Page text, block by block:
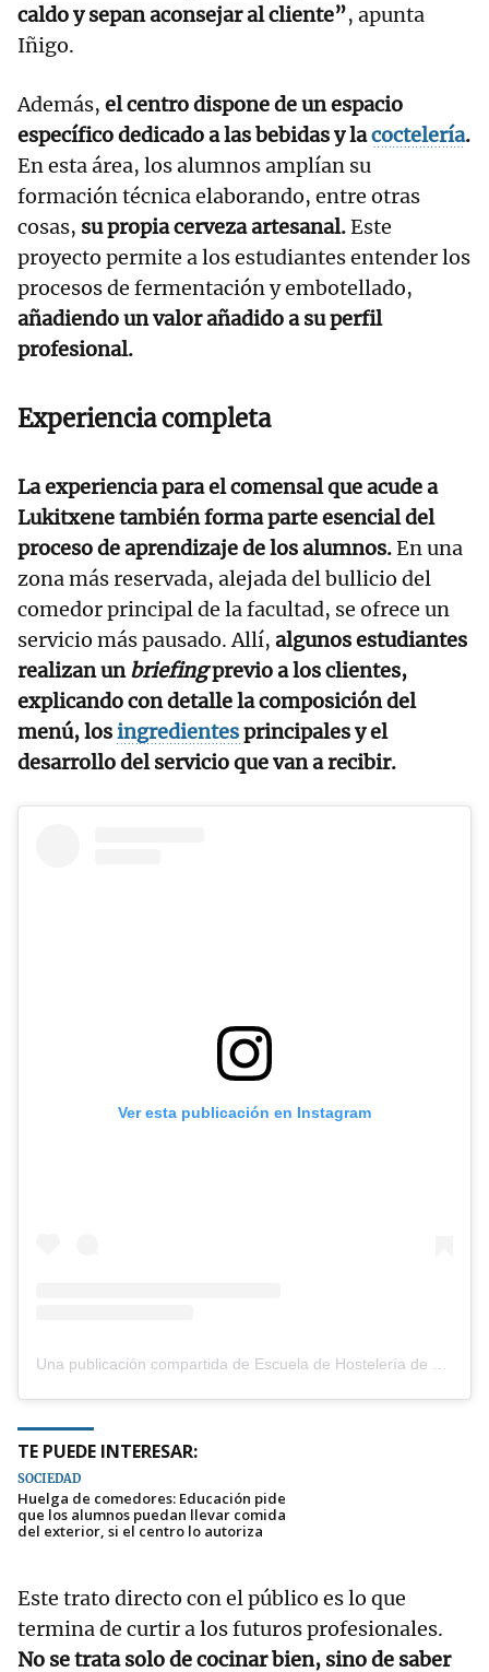
caldo y sepan aconsejar al cliente”, apunta
Iñigo.
Además, el centro dispone de un espacio
específico dedicado a las bebidas y lacoctelería.
En esta área, los alumnos amplían su
formación técnica elaborando, entre otras
cosas, su propia cerveza artesanal.Este
proyecto permite a los estudiantes entender los
procesos de fermentación y embotellado,
añadiendo un valor añadido a su perfil
profesional.
Experiencia completa
La experiencia para el comensal que acude a
Lukitxene también forma parte esencial del
proceso de aprendizaje de los alumnos.En una
zona más reservada, alejada del bullicio del
comedor principal de la facultad, se ofrece un
servicio más pausado. Allí, algunos estudiantes
realizan unbriefingprevio a los clientes,
explicando con detalle la composición del
menú, losingredientesprincipales y el
desarrollo del servicio que van a recibir.
Ver esta publicación en Instagram
TE PUEDE INTERESAR:
SOCIEDAD
Huelga de comedores: Educación pide
que los alumnos puedan llevar comida
del exterior, si el centro lo autoriza
Este trato directo con el público es lo que
termina de curtir a los futuros profesionales.
No se trata solo de cocinar bien, sino de saber